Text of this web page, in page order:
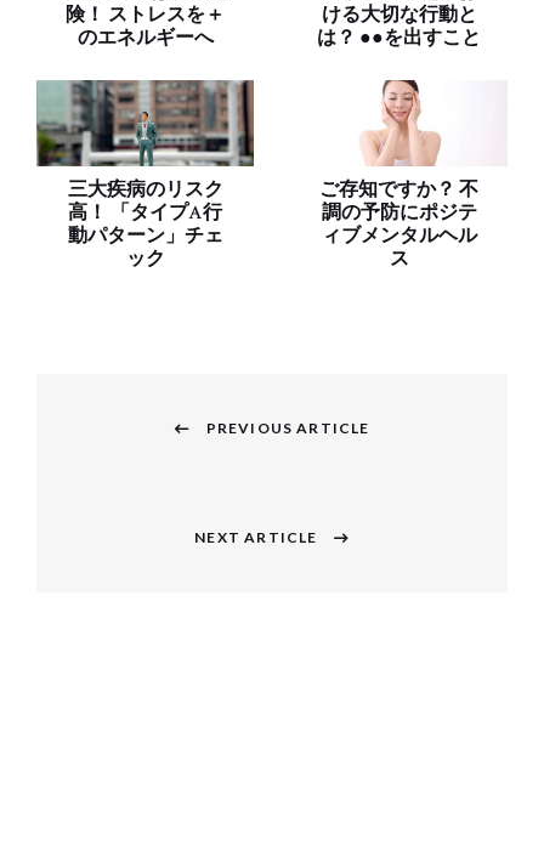
険！ ストレスを＋
のエネルギーへ
ける大切な行動と
は？ ●●を出すこと
三大疾病のリスク
高！ 「タイプA行
動パターン」チェ
ック
ご存知ですか？ 不
調の予防にポジテ
ィブメンタルヘル
ス
PREVIOUS ARTICLE
NEXT ARTICLE